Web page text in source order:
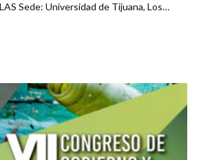
Sede: Universidad de Tijuana, Los…